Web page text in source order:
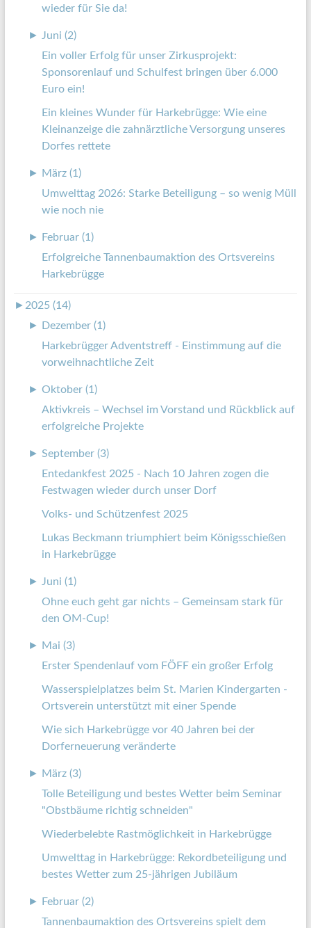
wieder für Sie da!
►
Juni (2)
Ein voller Erfolg für unser Zirkusprojekt:
Sponsorenlauf und Schulfest bringen über 6.000
Euro ein!
Ein kleines Wunder für Harkebrügge: Wie eine
Kleinanzeige die zahnärztliche Versorgung unseres
Dorfes rettete
►
März (1)
Umwelttag 2026: Starke Beteiligung – so wenig Müll
wie noch nie
►
Februar (1)
Erfolgreiche Tannenbaumaktion des Ortsvereins
Harkebrügge
► 2025 (14)
►
Dezember (1)
Harkebrügger Adventstreff - Einstimmung auf die
vorweihnachtliche Zeit
► Oktober (1)
Aktivkreis – Wechsel im Vorstand und Rückblick auf
erfolgreiche Projekte
► September (3)
Entedankfest 2025 - Nach 10 Jahren zogen die
Festwagen wieder durch unser Dorf
Volks- und Schützenfest 2025
Lukas Beckmann triumphiert beim Königsschießen
in Harkebrügge
►
Juni (1)
Ohne euch geht gar nichts – Gemeinsam stark für
den OM-Cup!
►
Mai (3)
Erster Spendenlauf vom FÖFF ein großer Erfolg
Wasserspielplatzes beim St. Marien Kindergarten -
Ortsverein unterstützt mit einer Spende
Wie sich Harkebrügge vor 40 Jahren bei der
Dorferneuerung veränderte
►
März (3)
Tolle Beteiligung und bestes Wetter beim Seminar
"Obstbäume richtig schneiden"
Wiederbelebte Rastmöglichkeit in Harkebrügge
Umwelttag in Harkebrügge: Rekordbeteiligung und
bestes Wetter zum 25-jährigen Jubiläum
►
Februar (2)
Tannenbaumaktion des Ortsvereins spielt dem